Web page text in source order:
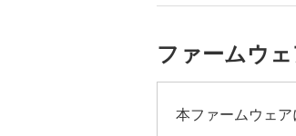
ファームウ
本ファームウェア